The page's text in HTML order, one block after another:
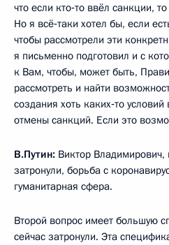
что если кто‑то ввёл санкции,
Но я всё‑таки хотел бы, если
чтобы рассмотрели эти
я письменно подготовил и с
к Вам, чтобы, может быть,
рассмотреть и найти
создания хоть каких‑то
отмены санкций. Если это
В.Путин: Виктор
затронули, борьба с
гуманитарная сфера.
Второй вопрос имеет большую
сейчас затронули. Эта